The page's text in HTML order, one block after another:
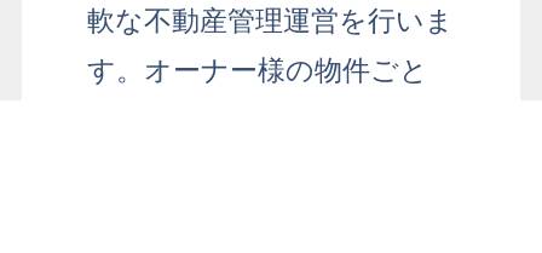
軟な不動産管理運営を行いま
す。 オーナー様の物件ごと